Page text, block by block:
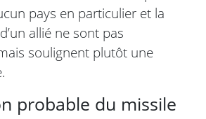
pays en particulier et la
allié ne sont pas
soulignent plutôt une
probable du missile